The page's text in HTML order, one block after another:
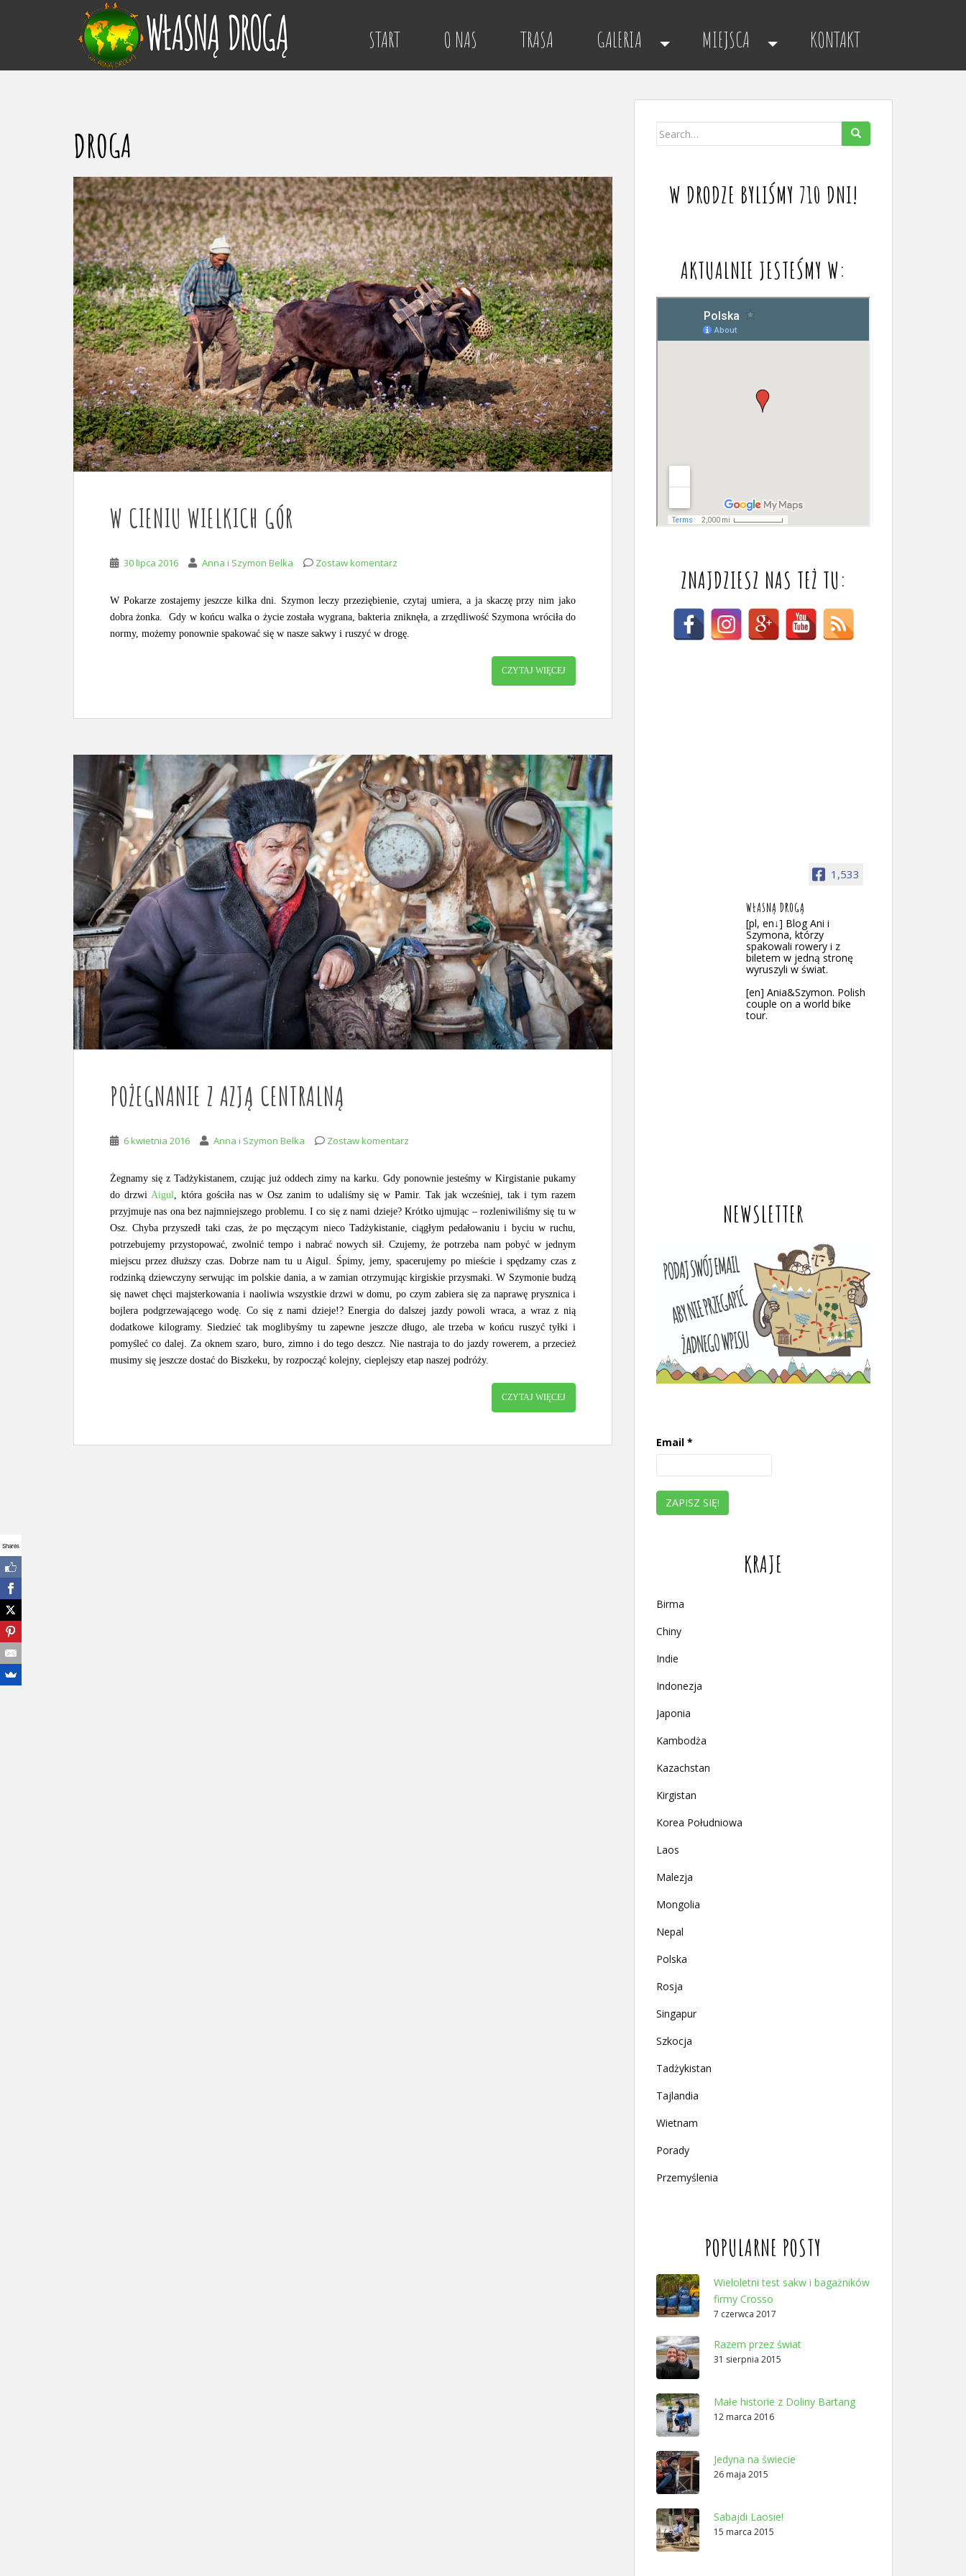
START O NAS TRASA GALERIA MIEJSCA KONTAKT
DROGA
W CIENIU WIELKICH GÓR
30 lipca 2016 Anna i Szymon Belka Zostaw komentarz
W Pokarze zostajemy jeszcze kilka dni. Szymon leczy przeziębienie, czytaj umiera, a ja skaczę przy nim jako
dobra żonka. Gdy w końcu walka o życie została wygrana, bakteria zniknęła, a zrzędliwość Szymona wróciła do
normy, możemy ponownie spakować się w nasze sakwy i ruszyć w drogę.
CZYTAJ WIĘCEJ
POŻEGNANIE Z AZJĄ CENTRALNĄ
6 kwietnia 2016 Anna i Szymon Belka Zostaw komentarz
Żegnamy się z Tadżykistanem, czując już oddech zimy na karku. Gdy ponownie jesteśmy w Kirgistanie pukamy
do drzwi Aigul, która gościła nas w Osz zanim to udaliśmy się w Pamir. Tak jak wcześniej, tak i tym razem
przyjmuje nas ona bez najmniejszego problemu. I co się z nami dzieje? Krótko ujmując – rozleniwiliśmy się tu w
Osz. Chyba przyszedł taki czas, że po męczącym nieco Tadżykistanie, ciągłym pedałowaniu i byciu w ruchu,
potrzebujemy przystopować, zwolnić tempo i nabrać nowych sił. Czujemy, że potrzeba nam pobyć w jednym
miejscu przez dłuższy czas. Dobrze nam tu u Aigul. Śpimy, jemy, spacerujemy po mieście i spędzamy czas z
rodzinką dziewczyny serwując im polskie dania, a w zamian otrzymując kirgiskie przysmaki. W Szymonie budzą
się nawet chęci majsterkowania i naoliwia wszystkie drzwi w domu, po czym zabiera się za naprawę prysznica i
bojlera podgrzewającego wodę. Co się z nami dzieje!? Energia do dalszej jazdy powoli wraca, a wraz z nią
dodatkowe kilogramy. Siedzieć tak moglibyśmy tu zapewne jeszcze długo, ale trzeba w końcu ruszyć tyłki i
pomyśleć co dalej. Za oknem szaro, buro, zimno i do tego deszcz. Nie nastraja to do jazdy rowerem, a przecież
musimy się jeszcze dostać do Biszkeku, by rozpocząć kolejny, cieplejszy etap naszej podróży.
CZYTAJ WIĘCEJ
Search
W DRODZE BYLIŚMY 710 DNI!
AKTUALNIE JESTEŚMY W:
ZNAJDZIESZ NAS TEŻ TU:
1,533
WŁASNĄ DROGĄ
[pl, en↓] Blog Ani i
Szymona, którzy
spakowali rowery i z
biletem w jedną stronę
wyruszyli w świat.
[en] Ania&Szymon. Polish
couple on a world bike
tour.
NEWSLETTER
Email *
KRAJE
Birma
Chiny
Indie
Indonezja
Japonia
Kambodża
Kazachstan
Kirgistan
Korea Południowa
Laos
Malezja
Mongolia
Nepal
Polska
Rosja
Singapur
Szkocja
Tadżykistan
Tajlandia
Wietnam
Porady
Przemyślenia
POPULARNE POSTY
Wieloletni test sakw i bagażników
firmy Crosso
7 czerwca 2017
Razem przez świat
31 sierpnia 2015
Małe historie z Doliny Bartang
12 marca 2016
Jedyna na świecie
26 maja 2015
Sabajdi Laosie!
15 marca 2015
Shares